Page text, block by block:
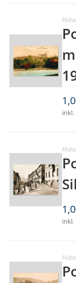
inkl.
inkl.